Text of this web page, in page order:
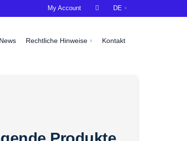
News Rechtliche Hinweise Kontakt
My Account  DE